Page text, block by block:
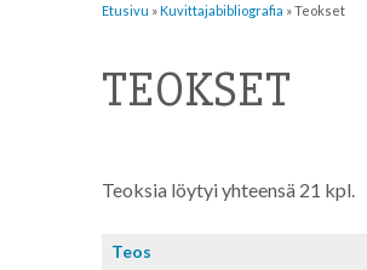
Etusivu »Kuvittaja­bibliografia »Teokset
TEOKSET
Teoksia löytyi yhteensä 21 kpl.
Teos